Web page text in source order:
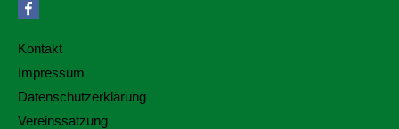
Kontakt
Impressum
Datenschutzerklärung
Vereinssatzung